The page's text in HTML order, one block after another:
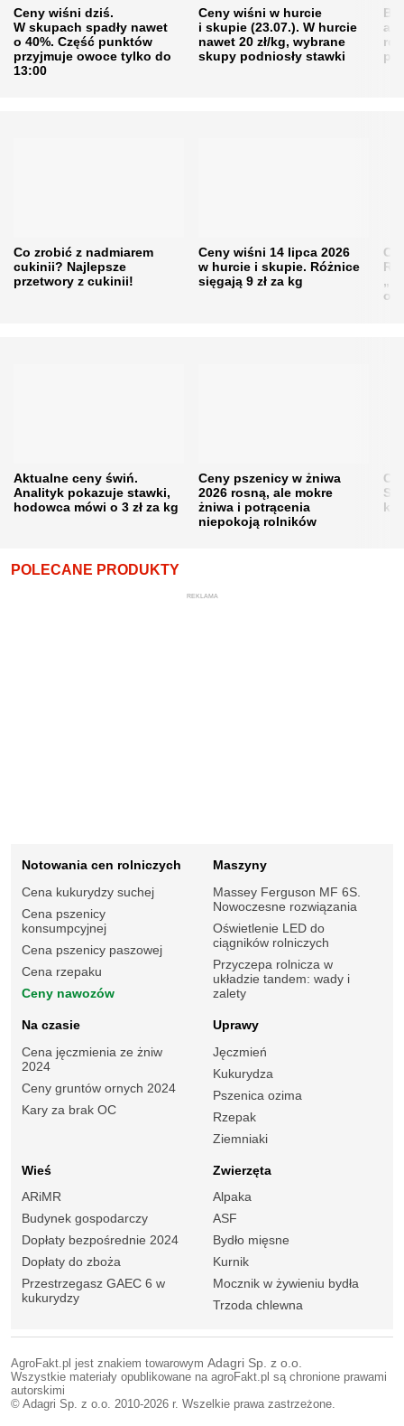
Ceny wiśni dziś.
W skupach spadły nawet
o 40%. Część punktów
przyjmuje owoce tylko do
13:00
Ceny wiśni w hurcie
i skupie (23.07.). W hurcie
nawet 20 zł/kg, wybrane
skupy podniosły stawki
Co zrobić z nadmiarem
cukinii? Najlepsze
przetwory z cukinii!
Ceny wiśni 14 lipca 2026
w hurcie i skupie. Różnice
sięgają 9 zł za kg
Aktualne ceny świń.
Analityk pokazuje stawki,
hodowca mówi o 3 zł za kg
Ceny pszenicy w żniwa
2026 rosną, ale mokre
żniwa i potrącenia
niepokoją rolników
POLECANE PRODUKTY
REKLAMA
Notowania cen rolniczych
Cena kukurydzy suchej
Cena pszenicy
konsumpcyjnej
Cena pszenicy paszowej
Cena rzepaku
Ceny nawozów
Maszyny
Massey Ferguson MF 6S.
Nowoczesne rozwiązania
Oświetlenie LED do
ciągników rolniczych
Przyczepa rolnicza w
układzie tandem: wady i
zalety
Na czasie
Cena jęczmienia ze żniw
2024
Ceny gruntów ornych 2024
Kary za brak OC
Uprawy
Jęczmień
Kukurydza
Pszenica ozima
Rzepak
Ziemniaki
Wieś
ARiMR
Budynek gospodarczy
Dopłaty bezpośrednie 2024
Dopłaty do zboża
Przestrzegasz GAEC 6 w
kukurydzy
Zwierzęta
Alpaka
ASF
Bydło mięsne
Kurnik
Mocznik w żywieniu bydła
Trzoda chlewna
AgroFakt.pl jest znakiem towarowym Adagri Sp. z o.o.
Wszystkie materiały opublikowane na agroFakt.pl są chronione prawami
autorskimi
© Adagri Sp. z o.o. 2010-2026 r. Wszelkie prawa zastrzeżone.